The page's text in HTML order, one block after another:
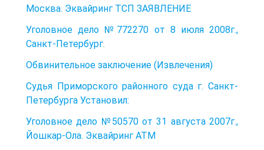
Москва. Эквайринг ТСП ЗАЯВЛЕНИЕ
Уголовное дело №772270 от 8 июля 2008г.,
Санкт-Петербург.
Обвинительное заключение (Извлечения)
Судья Приморского районного суда г. Санкт-
Петербурга Установил:
Уголовное дело №50570 от 31 августа 2007г.,
Йошкар-Ола. Эквайринг АТМ